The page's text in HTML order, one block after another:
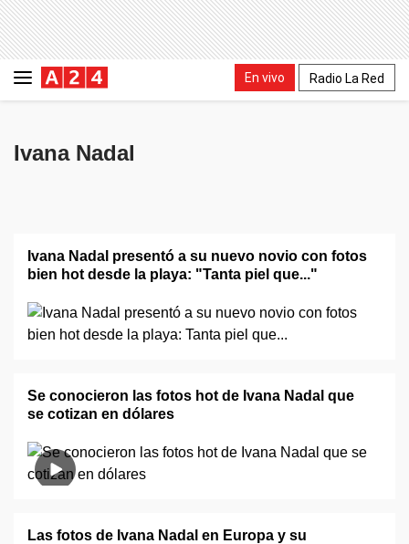
En vivo Radio La Red
Ivana Nadal
Ivana Nadal presentó a su nuevo novio con fotos
bien hot desde la playa: "Tanta piel que..."
Se conocieron las fotos hot de Ivana Nadal que
se cotizan en dólares
Las fotos de Ivana Nadal en Europa y su